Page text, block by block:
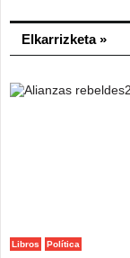
Elkarrizketa»
Libros Política